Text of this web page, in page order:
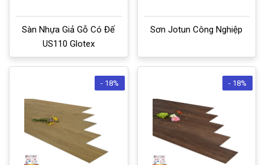
Sàn Nhựa Giả Gỗ Có Đế
US110 Glotex
Sơn Jotun Công Nghiệp
- 18% - 18%